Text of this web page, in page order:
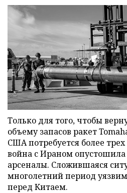
Только для того, чтобы
объему запасов ракет
США потребуется более
война с Ираном
арсеналы. Сложившаяся
многолетний период
перед Китаем.